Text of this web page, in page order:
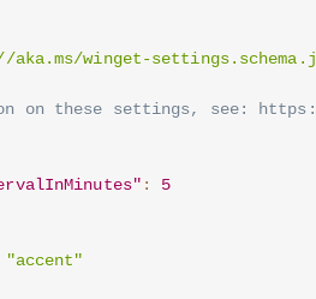
winget-
on these settings, see:
:
5
"accent"